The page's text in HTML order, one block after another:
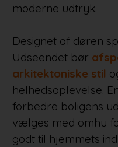
moderne udtryk.
Designet af døren
Udseendet bør
arkitektoniske stil
helhedsoplevelse.
forbedre boligens
vælges med omhu
godt til hjemmets